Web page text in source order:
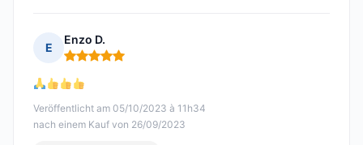
E
Enzo D.
Hinweis: 5 von 5
Veröffentlicht am 05/10/2023 à 11h34
nach einem Kauf von 26/09/2023